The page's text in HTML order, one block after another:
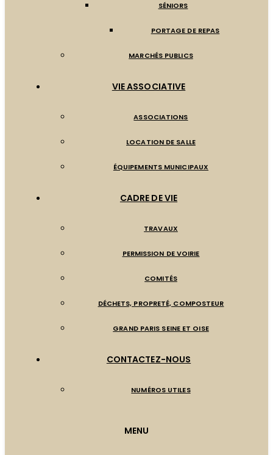
SÉNIORS
PORTAGE DE REPAS
MARCHÉS PUBLICS
VIE ASSOCIATIVE
ASSOCIATIONS
LOCATION DE SALLE
ÉQUIPEMENTS MUNICIPAUX
CADRE DE VIE
TRAVAUX
PERMISSION DE VOIRIE
COMITÉS
DÉCHETS, PROPRETÉ, COMPOSTEUR
GRAND PARIS SEINE ET OISE
CONTACTEZ-NOUS
NUMÉROS UTILES
MENU